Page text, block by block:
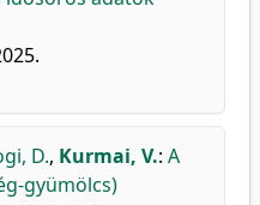
D., Kurmai, V.: A
gyümölcs)